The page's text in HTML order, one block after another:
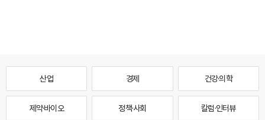
산업 경제 건강·의학
제약·바이오 정책·사회 칼럼·인터뷰